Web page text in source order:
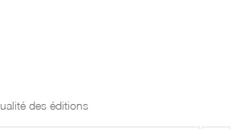
des éditions